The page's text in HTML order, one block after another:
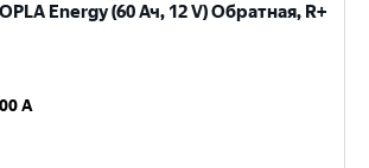
Energy (60 Ач, 12 V) Обратная, R+
A